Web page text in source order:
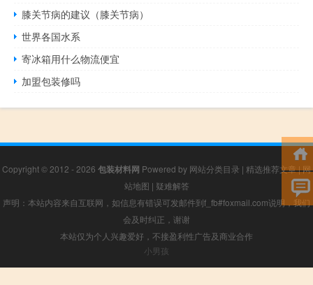
膝关节病的建议（膝关节病）
世界各国水系
寄冰箱用什么物流便宜
加盟包装修吗
Copyright © 2012 - 2026 包装材料网 Powered by 网站分类目录 | 精选推荐文章|网
站地图 | 疑难解答
声明：本站内容来自互联网，如信息有错误可发邮件到f_fb#foxmail.com说明，我们
会及时纠正，谢谢
本站仅为个人兴趣爱好，不接盈利性广告及商业合作
小男孩